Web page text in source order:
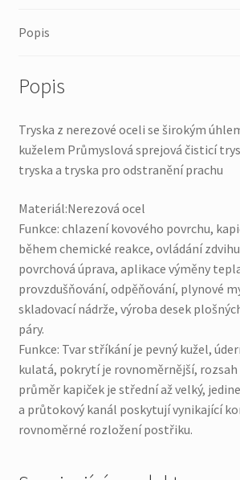
Průmyslová
sprejová
tryska
tryska
a
tryska
odstranění
prachu
Množství
Popis
Popis
Tryska z nerezové oceli se širokým
kuželem Průmyslová sprejová čisticí
tryska a tryska pro odstranění prachu
Materiál:Nerezová ocel
Funkce: chlazení kovového povrchu,
během chemické reakce, ovládání
povrchová úprava, aplikace výměny
provzdušňování, odpěňování, plynové
skladovací nádrže, výroba desek
páry.
Funkce: Tvar stříkání je pevný kužel,
kulatá, pokrytí je rovnoměrnější,
průměr kapiček je střední až velký,
a průtokový kanál poskytují vynikající
rovnoměrné rozložení postřiku.